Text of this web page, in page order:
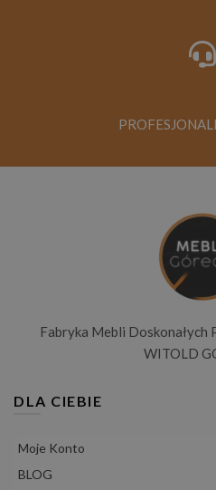
Fabryka Mebli Doskonałych
WITOLD
DLA CIEBIE
Moje Konto
BLOG